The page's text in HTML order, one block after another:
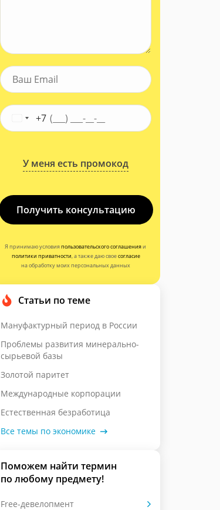
+7
У меня есть промокод
Получить консультацию
Я принимаю условияпользовательского соглашенияи
политики приватности, а также даю своесогласие
на обработку моих персональных данных
Статьи по теме
Мануфактурный период в России
Проблемы развития минерально-
сырьевой базы
Золотой паритет
Международные корпорации
Естественная безработица
Все темы по экономике
Поможем найти термин
по любому предмету!
Free-девелопмент